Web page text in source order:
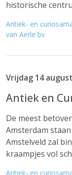
historische
Antiek- en
van Aerle bv
Vrijdag 14
Antiek en
De meest
Amsterdam
Amstelveld zal
kraampjes vol
Antiek- en